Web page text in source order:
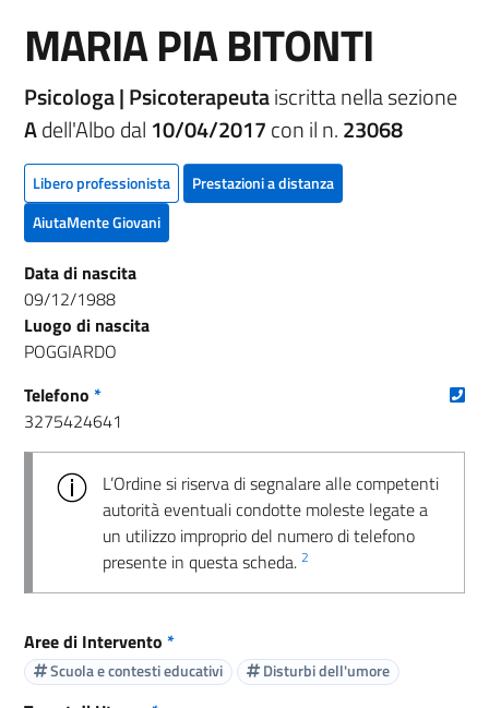
MARIA PIA BITONTI
Psicologa | Psicoterapeutaiscritta nella sezione
Adell'Albo dal 10/04/2017con il n.23068
Libero professionista
Prestazioni a distanza
AiutaMente Giovani
Data di nascita
09/12/1988
Luogo di nascita
POGGIARDO
Telefono *
3275424641
L’Ordine si riserva di segnalare alle competenti
autorità eventuali condotte moleste legate a
un utilizzo improprio del numero di telefono
presente in questa scheda. 2
Aree di Intervento *
Scuola e contesti educativi Disturbi dell'umore